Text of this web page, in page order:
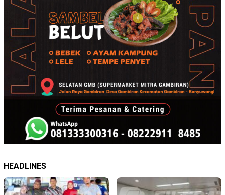
HEADLINES